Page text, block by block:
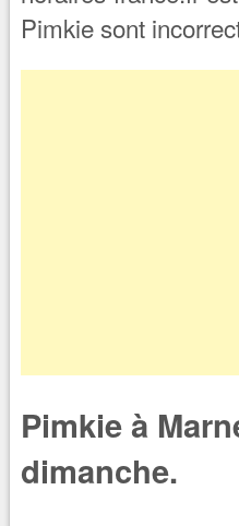
Pimkie sont
Pimkie à
dimanche.